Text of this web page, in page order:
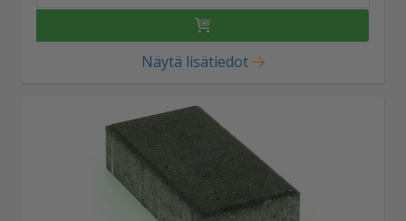
Näytä lisätiedot